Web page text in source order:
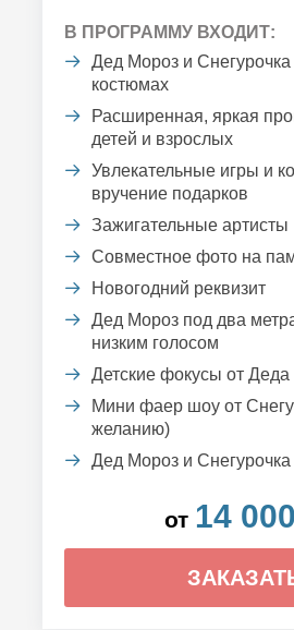
В ПРОГРАММУ ВХОДИТ:
Дед Мороз и
костюмах
Расширенная, яркая
детей и взрослых
Увлекательные игры и
вручение подарков
Зажигательные артисты
Совместное фото на
Новогодний реквизит
Дед Мороз под два
низким голосом
Детские фокусы от
Мини фаер шоу от
желанию)
Дед Мороз и
от 14